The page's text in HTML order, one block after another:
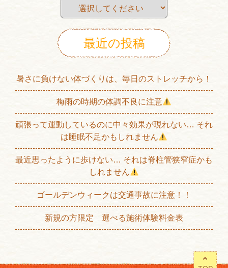
最近の投稿
暑さに負けない体づくりは、毎日のストレッチから！
梅雨の時期の体調不良に注意
頑張って運動しているのに中々効果が現れない… それ
は睡眠不足かもしれません
最近思ったように歩けない… それは脊柱管狭窄症かも
しれません
ゴールデンウィークは交通事故に注意！！
新規の方限定 選べる施術体験料金表